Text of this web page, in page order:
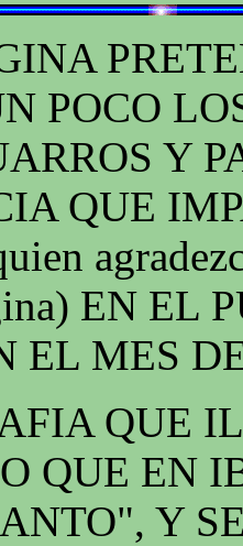
POCO
Y
QUE
EN EL
EL MES
QUE
QUE EN
Y